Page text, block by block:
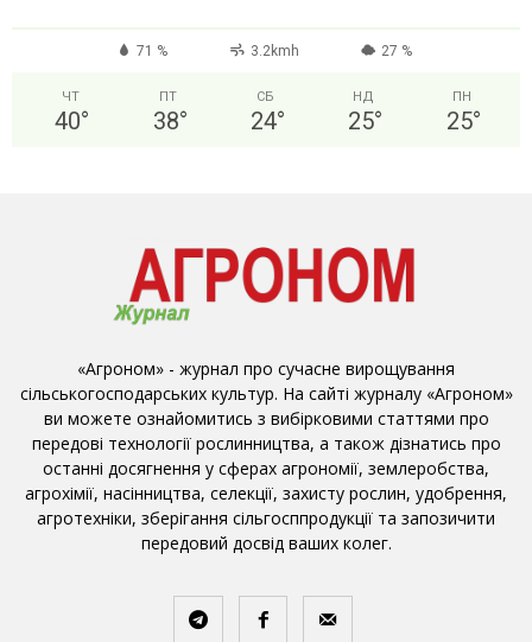
71 % 3.2kmh 27 %
ЧТ
40°
ПТ
38°
СБ
24°
НД
25°
ПН
25°
«Агроном» - журнал про сучасне вирощування
сільськогосподарських культур. На сайті журналу «Агроном»
ви можете ознайомитись з вибірковими статтями про
передові технології рослинництва, а також дізнатись про
останні досягнення у сферах агрономії, землеробства,
агрохімії, насінництва, селекції, захисту рослин, удобрення,
агротехніки, зберігання сільгосппродукції та запозичити
передовий досвід ваших колег.